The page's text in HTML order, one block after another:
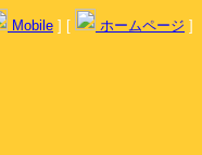
Mobile ] [ ホームページ ]